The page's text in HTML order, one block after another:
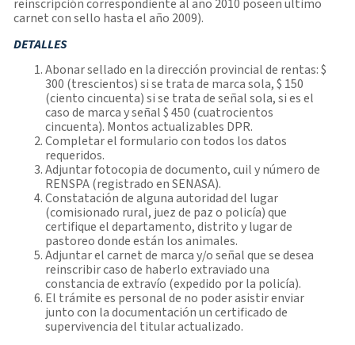
reinscripción correspondiente al año 2010 poseen ultimo
carnet con sello hasta el año 2009).
DETALLES
Abonar sellado en la dirección provincial de rentas: $
300 (trescientos) si se trata de marca sola, $ 150
(ciento cincuenta) si se trata de señal sola, si es el
caso de marca y señal $ 450 (cuatrocientos
cincuenta). Montos actualizables DPR.
Completar el formulario con todos los datos
requeridos.
Adjuntar fotocopia de documento, cuil y número de
RENSPA (registrado en SENASA).
Constatación de alguna autoridad del lugar
(comisionado rural, juez de paz o policía) que
certifique el departamento, distrito y lugar de
pastoreo donde están los animales.
Adjuntar el carnet de marca y/o señal que se desea
reinscribir caso de haberlo extraviado una
constancia de extravío (expedido por la policía).
El trámite es personal de no poder asistir enviar
junto con la documentación un certificado de
supervivencia del titular actualizado.